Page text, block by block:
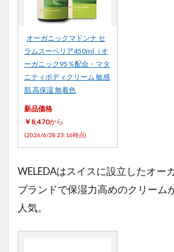
オーガニックマドンナ セ
ラムスーペリア450ml（オ
ーガニック95％配合・マタ
ニティボディクリーム 敏感
肌 高保湿 無着色
新品価格
￥8,470から
(2026/6/28 23:16時点)
WELEDAはスイスに設立したオー
ブランドで保湿力高めのクリーム
人気。